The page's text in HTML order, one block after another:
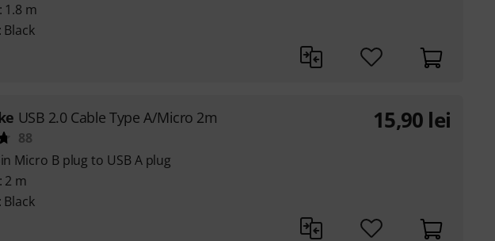
1.8 m
Black
USB 2.0 Cable Type A/Micro 2m
88
Micro B plug to USB A plug
2 m
Black
15,90 lei